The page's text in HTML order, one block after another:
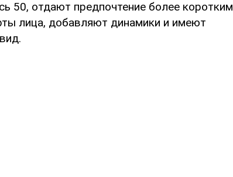
50, отдают предпочтение более коротким
лица, добавляют динамики и имеют